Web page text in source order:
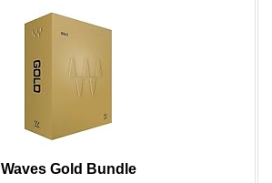
Waves Gold Bundle